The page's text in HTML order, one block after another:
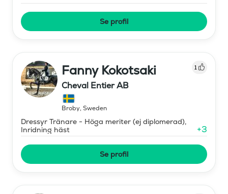
Se profil
Fanny Kokotsaki 1
Cheval Entier AB
Broby, Sweden
Dressyr Tränare - Höga meriter (ej diplomerad),
Inridning häst
+3
Se profil